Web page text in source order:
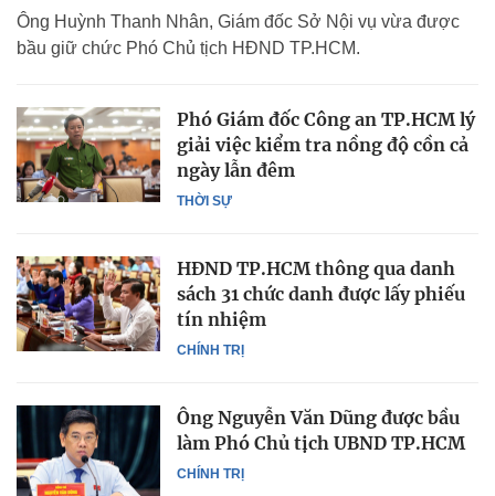
Ông Huỳnh Thanh Nhân, Giám đốc Sở Nội vụ vừa được
bầu giữ chức Phó Chủ tịch HĐND TP.HCM.
THỜI SỰ
Phó Giám đốc Công an TP.HCM lý
giải việc kiểm tra nồng độ cồn cả
ngày lẫn đêm
CHÍNH TRỊ
HĐND TP.HCM thông qua danh
sách 31 chức danh được lấy phiếu
tín nhiệm
CHÍNH TRỊ
Ông Nguyễn Văn Dũng được bầu
làm Phó Chủ tịch UBND TP.HCM